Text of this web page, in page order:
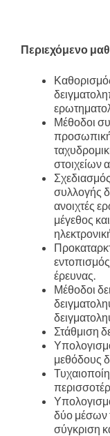
Περιεχόμενο
Μέθοδοι
προσωπική
στοιχείων
συλλογής
ανοιχτές
μέγεθος
έρευνας.
Μέθοδοι
Στάθμιση
μεθόδους
δύο μέσων
σύγκριση